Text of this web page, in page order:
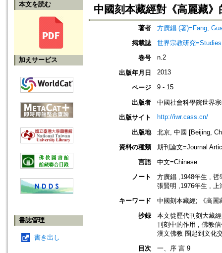
本文を読む
加えサービス
書誌管理
書き出し
中國刻本藏經對《高麗藏》
著者
方廣錩 (著)=Fang,
掲載誌
世界宗教研究
巻号
n.2
出版年月日 2013
ページ 9 - 15
出版者
中國社會科學院世界
出版サイト
http://iwr.cass.cn/
出版地
北京, 中國 [Beijing,
資料の種類
期刊論文=Journal
言語
中文=Chinese
ノート
方廣錩 ,1948年生 ,
張賢明 ,1976年生 , 上
キーワード
中國刻本藏經; 《高麗
抄録
本文從歷代刊刻大藏
刊刻中的作用 , 佛教
漢文佛教 圈起到文化
目次
一、序 言 9